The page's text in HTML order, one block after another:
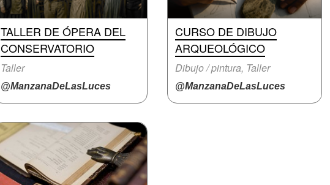
TALLER DE ÓPERA DEL
CONSERVATORIO
Taller
@ManzanaDeLasLuces
CURSO DE DIBUJO
ARQUEOLÓGICO
Dibujo / pintura, Taller
@ManzanaDeLasLuces